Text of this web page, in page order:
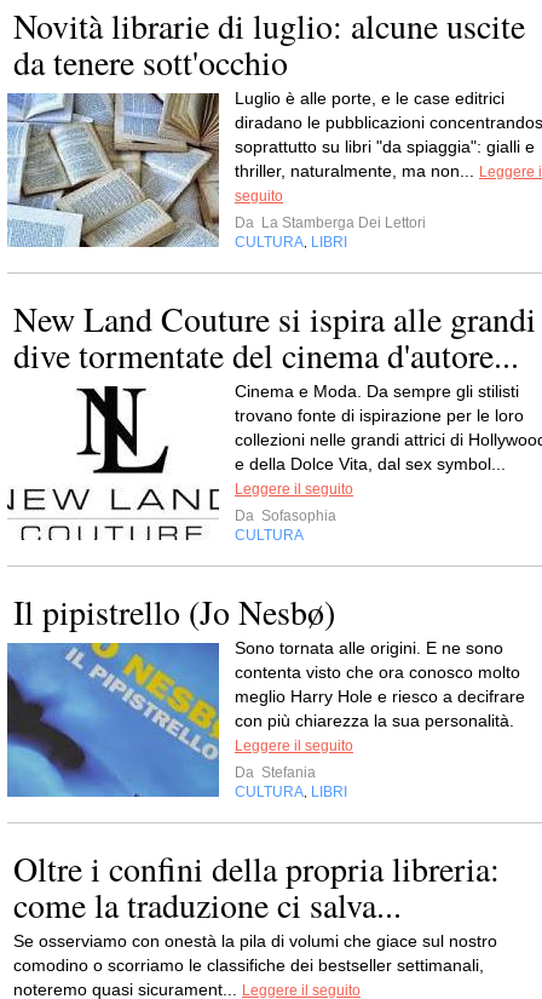
Novità librarie di luglio: alcune uscite
da tenere sott'occhio
Luglio è alle porte, e le case editrici
diradano le pubblicazioni
soprattutto su libri "da spiaggia": gialli e
thriller, naturalmente, ma non...
Leggere
seguito
Da La Stamberga Dei Lettori
CULTURA LIBRI
New Land Couture si ispira alle grandi
dive tormentate del cinema d'autore...
Cinema e Moda. Da sempre gli stilisti
trovano fonte di ispirazione per le loro
collezioni nelle grandi attrici di
e della Dolce Vita, dal sex symbol...
Leggere il seguito
Da Sofasophia
CULTURA
Il pipistrello (Jo Nesbø)
Sono tornata alle origini. E ne sono
contenta visto che ora conosco molto
meglio Harry Hole e riesco a decifrare
con più chiarezza la sua personalità.
Leggere il seguito
Da Stefania
CULTURA LIBRI
Oltre i confini della propria libreria:
come la traduzione ci salva...
Se osserviamo con onestà la pila di volumi che giace sul nostro
comodino o scorriamo le classifiche dei bestseller settimanali,
noteremo quasi sicurament...
Leggere il seguito